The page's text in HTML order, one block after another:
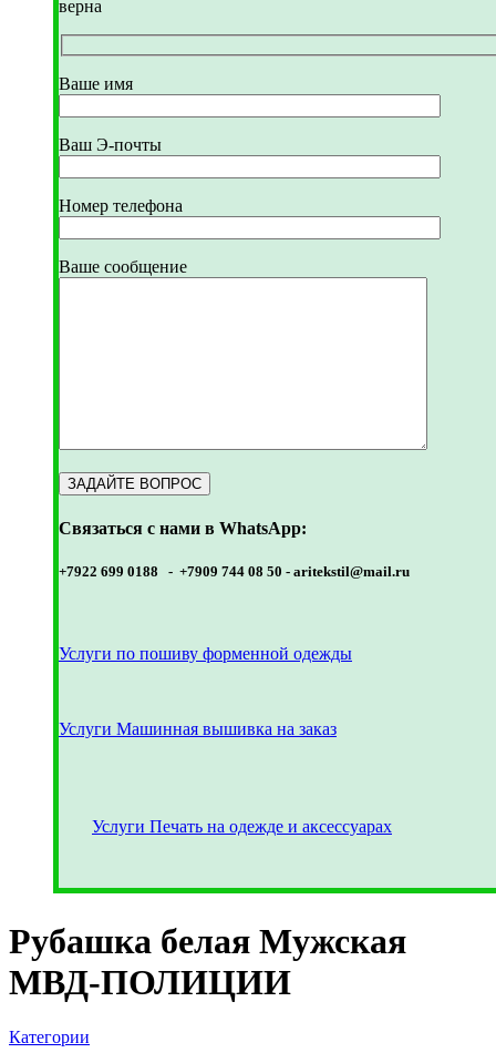
верна
Ваше имя
Ваш Э-почты
Номер телефона
Ваше сообщение
Связаться с нами в WhatsApp:
+7922 699 0188 - +7909 744 08 50 - aritekstil@mail.ru
Услуги по пошиву форменной одежды
Услуги Машинная вышивка на заказ
Услуги Печать на одежде и аксессуарах
Рубашка белая Мужская
МВД-ПОЛИЦИИ
Категории